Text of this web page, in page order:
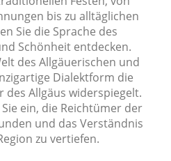
bis zu alltäglichen
Sie die Sprache des
Schönheit entdecken.
des Allgäuerischen und
Dialektform die
des Allgäus widerspiegelt.
ein, die Reichtümer der
und das Verständnis
zu vertiefen.